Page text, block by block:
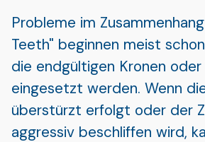
Probleme im
Teeth" beginnen meist
die endgültigen Kronen oder
eingesetzt werden. Wenn
überstürzt erfolgt oder der
aggressiv beschliffen wird,